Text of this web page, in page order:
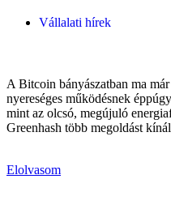
Vállalati hírek
A Bitcoin bányászatban ma
nyereséges működésnek
mint az olcsó, megújuló
Greenhash több megoldást
Elolvasom